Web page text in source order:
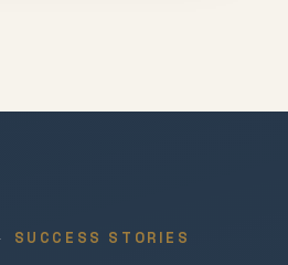
SUCCESS STORIES